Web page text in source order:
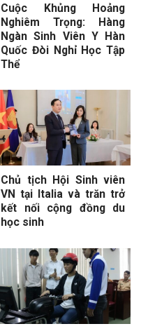
Cuộc Khủng Hoảng
Nghiêm Trọng: Hàng
Ngàn Sinh Viên Y Hàn
Quốc Đòi Nghỉ Học Tập
Thể
Chủ tịch Hội Sinh viên
VN tại Italia và trăn trở
kết nối cộng đồng du
học sinh